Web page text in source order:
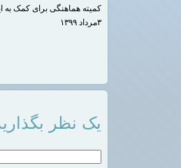
کمیته هماهنگی برای کمک به
۳مرداد ۱۳۹۹
یک نظر